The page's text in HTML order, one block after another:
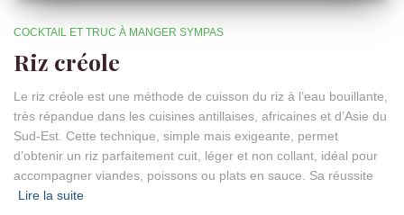
COCKTAIL ET TRUC À MANGER SYMPAS
Riz créole
Le riz créole est une méthode de cuisson du riz à l’eau bouillante,
très répandue dans les cuisines antillaises, africaines et d’Asie du
Sud-Est. Cette technique, simple mais exigeante, permet
d’obtenir un riz parfaitement cuit, léger et non collant, idéal pour
accompagner viandes, poissons ou plats en sauce. Sa réussite
Lire la suite